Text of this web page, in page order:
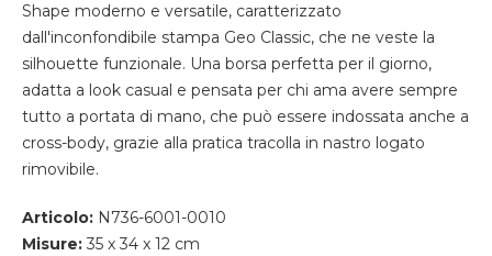
Shape moderno e versatile, caratterizzato
dall'inconfondibile stampa Geo Classic, che ne veste la
silhouette funzionale. Una borsa perfetta per il giorno,
adatta a look casual e pensata per chi ama avere sempre
tutto a portata di mano, che può essere indossata anche a
cross-body, grazie alla pratica tracolla in nastro logato
rimovibile.
Articolo: N736-6001-0010
Misure: 35 x 34 x 12 cm